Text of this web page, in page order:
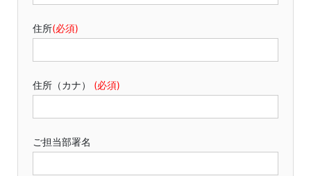
住所(必須)
住所（カナ） (必須)
ご担当部署名